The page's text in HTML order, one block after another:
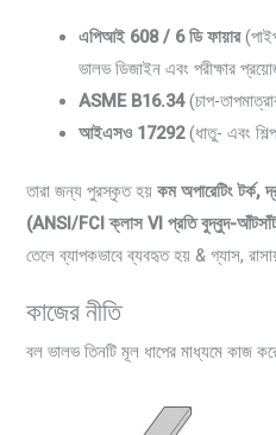
এপিআই 608 / 6 ডি ফায়ার
ভালভ ডিজাইন এবং পরীক্ষার
ASME B16.34(চাপ-
আইএসও 17292(ধাতু- এবং
তারা জন্য পুরস্কৃত হয়কম অপারেটিং
(ANSI/FCI ক্লাস VI প্রতি বুদ্বুদ-আঁটসাঁট
তেলে ব্যাপকভাবে ব্যবহৃত হয় & গ্যাস,
কাজের নীতি
বল ভালভ তিনটি মূল ধাপের মাধ্যমে কাজ